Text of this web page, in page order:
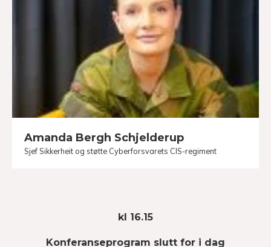
Amanda Bergh Schjelderup
Sjef Sikkerheit og støtte Cyberforsvarets CIS-regiment
kl 16.15
Konferanseprogram slutt for i dag